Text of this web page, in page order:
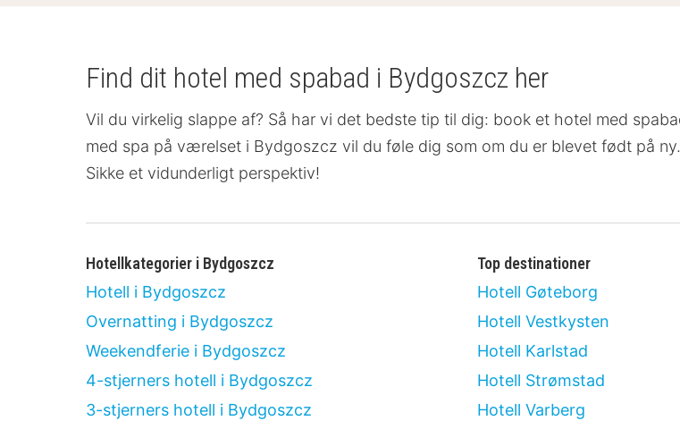
Find dit hotel med spabad i Bydgoszcz her
Vil du virkelig slappe af? Så har vi det bedste tip til dig: book et hotel med
med spa på værelset i Bydgoszcz vil du føle dig som om du er blevet født på
Sikke et vidunderligt perspektiv!
Hotellkategorier i Bydgoszcz
Hotell i Bydgoszcz
Overnatting i Bydgoszcz
Weekendferie i Bydgoszcz
4-stjerners hotell i Bydgoszcz
3-stjerners hotell i Bydgoszcz
Top destinationer
Hotell Gøteborg
Hotell Vestkysten
Hotell Karlstad
Hotell Strømstad
Hotell Varberg